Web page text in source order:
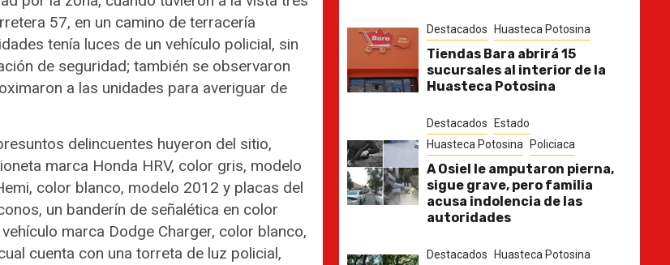
57, en un camino de terracería
tenía luces de un vehículo policial, sin
de seguridad; también se observaron
a las unidades para averiguar de
delincuentes huyeron del sitio,
marca Honda HRV, color gris, modelo
color blanco, modelo 2012 y placas del
un banderín de señalética en color
marca Dodge Charger, color blanco,
cuenta con una torreta de luz policial,
Destacados Huasteca Potosina
Tiendas Bara abrirá 15
sucursales al interior de la
Huasteca Potosina
Destacados
Estado
Huasteca Potosina
Policiaca
A Osiel le amputaron pierna,
sigue grave, pero familia
acusa indolencia de las
autoridades
Destacados
Huasteca Potosina